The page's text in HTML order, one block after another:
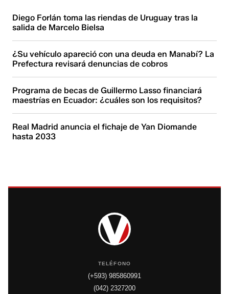
Diego Forlán toma las riendas de Uruguay tras la
salida de Marcelo Bielsa
¿Su vehículo apareció con una deuda en Manabí? La
Prefectura revisará denuncias de cobros
Programa de becas de Guillermo Lasso financiará
maestrías en Ecuador: ¿cuáles son los requisitos?
Real Madrid anuncia el fichaje de Yan Diomande
hasta 2033
TELÉFONO
(+593) 985860991
(042) 2327200